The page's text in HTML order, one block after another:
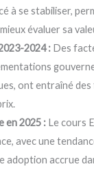
à se stabiliser,
évaluer sa
2024 : Des
ont entraîné
en 2025 : Le cours
avec une
adoption accrue